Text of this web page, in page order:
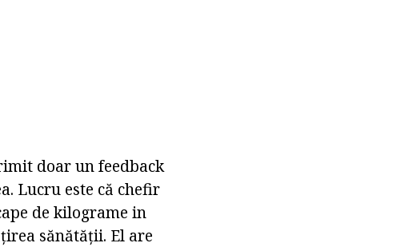
doar un feedback
Lucru este că chefir
de kilograme in
sănătății. El are